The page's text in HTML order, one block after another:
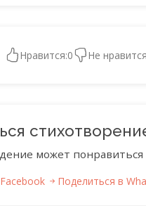
Нравится:0 Не
может
Поделиться в